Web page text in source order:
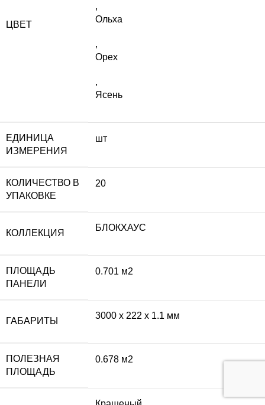
ЦВЕТ
,
Ольха
,
Орех
,
Ясень
ЕДИНИЦА
ИЗМЕРЕНИЯ
шт
КОЛИЧЕСТВО В
УПАКОВКЕ
20
КОЛЛЕКЦИЯ
БЛОКХАУС
ПЛОЩАДЬ
ПАНЕЛИ
0.701 м2
ГАБАРИТЫ
3000 x 222 x 1.1 мм
ПОЛЕЗНАЯ
ПЛОЩАДЬ
0.678 м2